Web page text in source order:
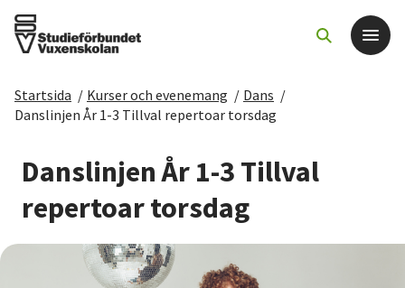
Det här gör vi
För dig som
Sök kurser och evenemang
Startsida / Kurser och evenemang / Dans /
Danslinjen År 1-3 Tillval repertoar torsdag
Danslinjen År 1-3 Tillval
repertoar torsdag